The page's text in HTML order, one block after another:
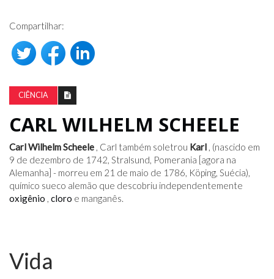
Compartilhar:
CIÊNCIA
CARL WILHELM SCHEELE
Carl Wilhelm Scheele , Carl também soletrou Karl , (nascido em
9 de dezembro de 1742, Stralsund, Pomerania [agora na
Alemanha] - morreu em 21 de maio de 1786, Köping, Suécia),
químico sueco alemão que descobriu independentemente
oxigênio , cloro e manganês.
Vida